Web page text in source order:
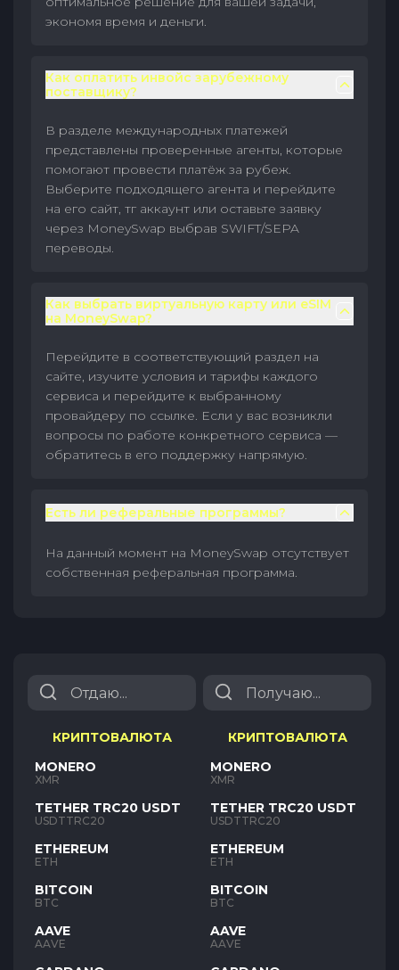
экономя время и деньги.
Как оплатить инвойс зарубежному
поставщику?
В разделе международных платежей
представлены проверенные агенты, которые
помогают провести платёж за рубеж.
Выберите подходящего агента и перейдите
на его сайт, тг аккаунт или оставьте заявку
через MoneySwap выбрав SWIFT/SEPA
переводы.
Как выбрать виртуальную карту или eSIM
на MoneySwap?
Перейдите в соответствующий раздел на
сайте, изучите условия и тарифы каждого
сервиса и перейдите к выбранному
провайдеру по ссылке. Если у вас возникли
вопросы по работе конкретного сервиса —
обратитесь в его поддержку напрямую.
Есть ли реферальные программы?
На данный момент на MoneySwap отсутствует
собственная реферальная программа.
КРИПТОВАЛЮТА
MONERO
XMR
TETHER TRC20 USDT
USDTTRC20
ETHEREUM
ETH
BITCOIN
BTC
AAVE
AAVE
КРИПТОВАЛЮТА
MONERO
XMR
TETHER TRC20 USDT
USDTTRC20
ETHEREUM
ETH
BITCOIN
BTC
AAVE
AAVE